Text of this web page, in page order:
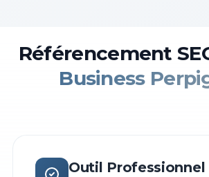
Référencement
Business
Outil Professionnel